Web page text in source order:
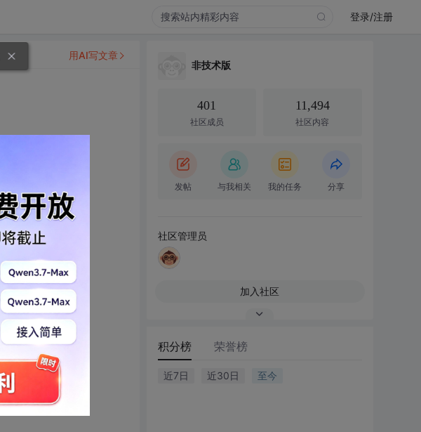
登录/注册
用AI写文章
非技术版
401
社区成员
11,494
社区内容
发帖 与我相关 我的任务 分享
社区管理员
加入社区
积分榜 荣誉榜
近7日 近30日 至今